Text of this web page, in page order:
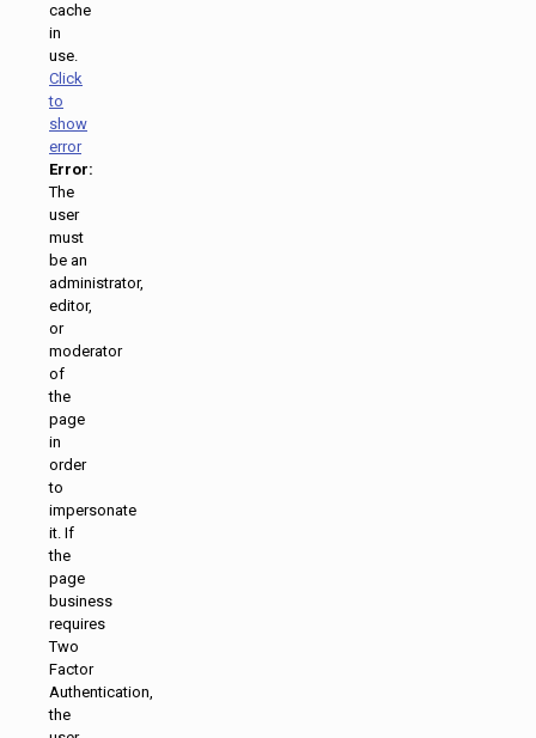
cache
in
use.
Click
to
show
error
Error:
The
user
must
be an
administrator,
editor,
or
moderator
of
the
page
in
order
to
impersonate
it. If
the
page
business
requires
Two
Factor
Authentication,
the